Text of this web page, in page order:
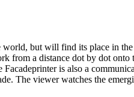
but will find its place in
from a distance dot by dot
is also a
The viewer watches the